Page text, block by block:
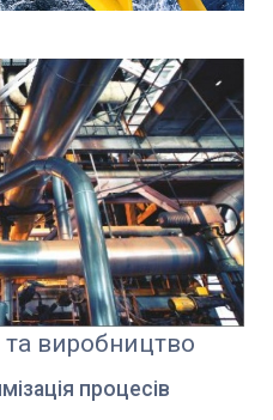
виробництво
процесів